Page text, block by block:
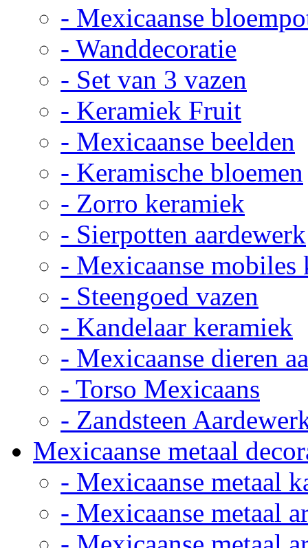
- Mexicaanse
- Wanddecoratie
- Set van 3 vazen
- Keramiek Fruit
- Mexicaanse beelden
- Keramische bloemen
- Zorro keramiek
- Sierpotten aardewerk
- Mexicaanse mobiles
- Steengoed vazen
- Kandelaar keramiek
- Mexicaanse dieren
- Torso Mexicaans
- Zandsteen
Mexicaanse metaal
- Mexicaanse metaal
- Mexicaanse metaal